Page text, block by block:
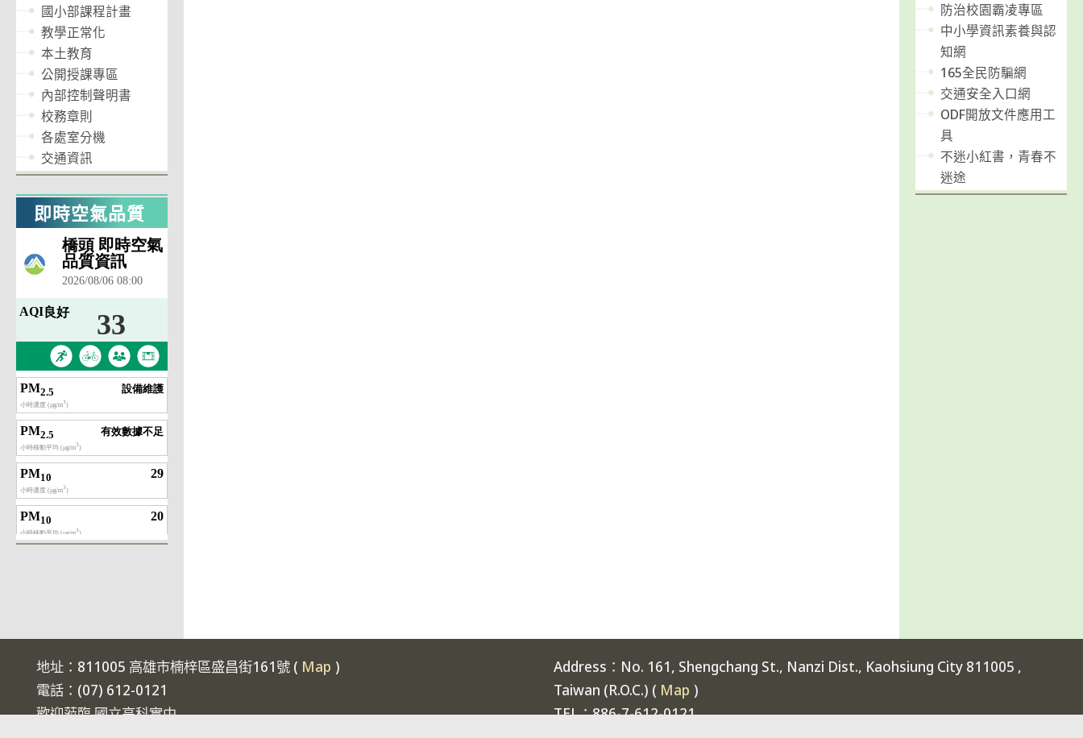
國小部課程計畫
教學正常化
本土教育
公開授課專區
內部控制聲明書
校務章則
各處室分機
交通資訊
即時空氣品質
防治校園霸凌專區
中小學資訊素養與認
知網
165全民防騙網
交通安全入口網
ODF開放文件應用工
具
不迷小紅書，青春不
迷途
地址：811005 高雄市楠梓區盛昌街161號 ( Map )
電話：(07) 612-0121
歡迎蒞臨 國立高科實中
Address：No. 161, Shengchang St., Nanzi Dist., Kaohsiung City 811005 ,
Taiwan (R.O.C.) ( Map )
TEL：886-7-612-0121